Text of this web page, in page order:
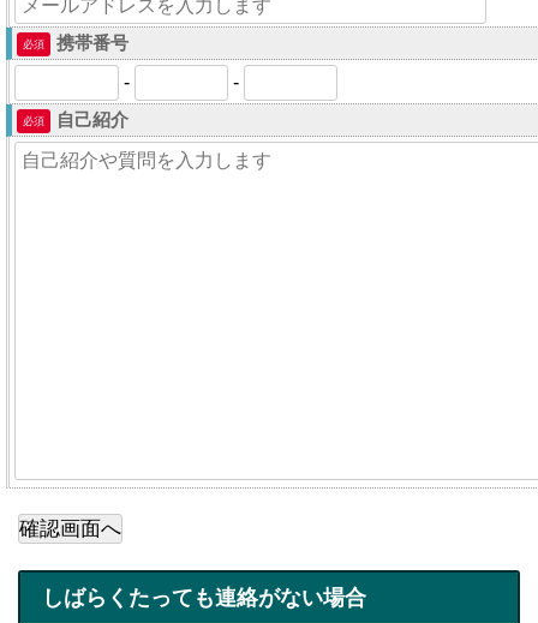
必須
携帯番号
-
-
必須 自己紹介
しばらくたっても連絡がない場合